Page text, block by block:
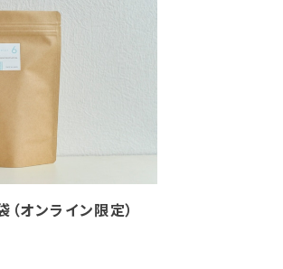
ありがとうございます。
ンライン限定）